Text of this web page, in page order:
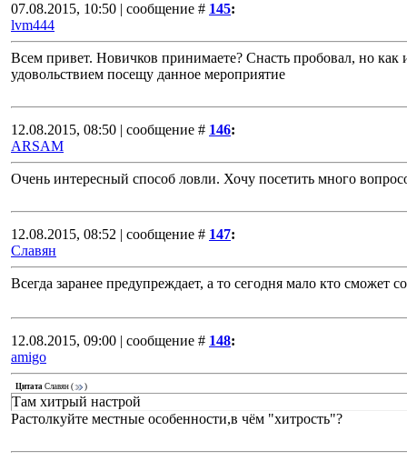
07.08.2015, 10:50 | сообщение # 145:
lvm444
Всем привет. Новичков принимаете? Снасть пробовал, но как
удовольствием посещу данное мероприятие
12.08.2015, 08:50 | сообщение # 146:
ARSAM
Очень интересный способ ловли. Хочу посетить много
12.08.2015, 08:52 | сообщение # 147:
Славян
Всегда заранее предупреждает, а то сегодня мало кто
12.08.2015, 09:00 | сообщение # 148:
amigo
Цитата Славян ( )
Там хитрый настрой
Растолкуйте местные особенности,в чём "хитрость"?